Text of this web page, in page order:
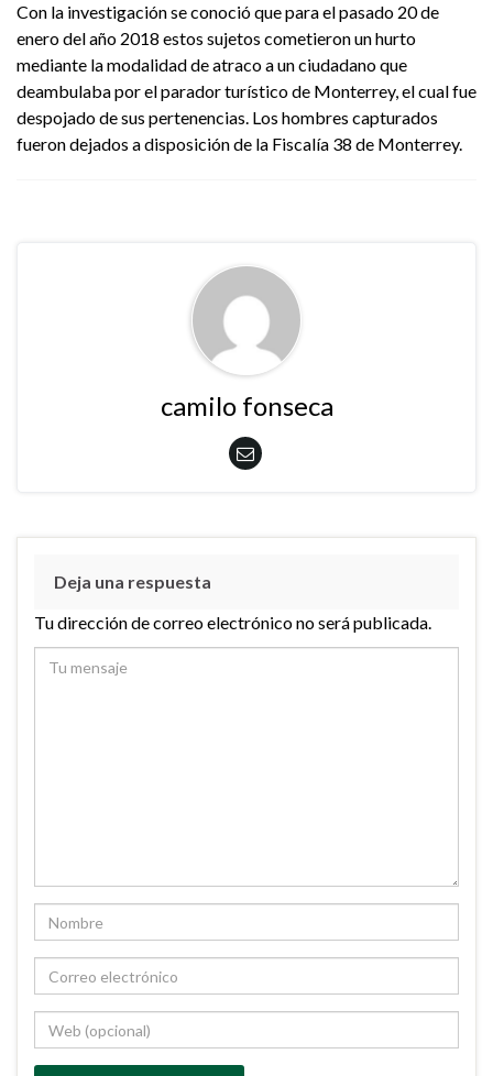
Con la investigación se conoció que para el pasado 20 de
enero del año 2018 estos sujetos cometieron un hurto
mediante la modalidad de atraco a un ciudadano que
deambulaba por el parador turístico de Monterrey, el cual fue
despojado de sus pertenencias. Los hombres capturados
fueron dejados a disposición de la Fiscalía 38 de Monterrey.
camilo fonseca
Deja una respuesta
Tu dirección de correo electrónico no será publicada.